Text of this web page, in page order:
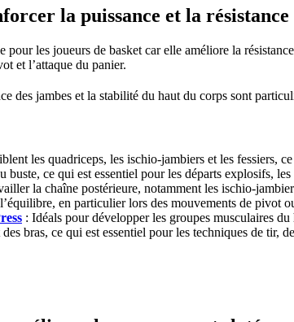
la puissance et la résistance
pour les joueurs de basket car elle améliore la
et l’attaque du panier.
des jambes et la stabilité du haut du corps sont
les quadriceps, les ischio-jambiers et les fessiers,
buste, ce qui est essentiel pour les départs explosifs,
la chaîne postérieure, notamment les ischio-
en particulier lors des mouvements de pivot
: Idéals pour développer les groupes musculaires
bras, ce qui est essentiel pour les techniques de tir,